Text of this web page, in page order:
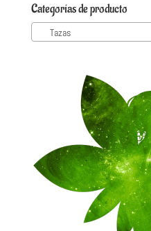
Categorías de producto
Tazas